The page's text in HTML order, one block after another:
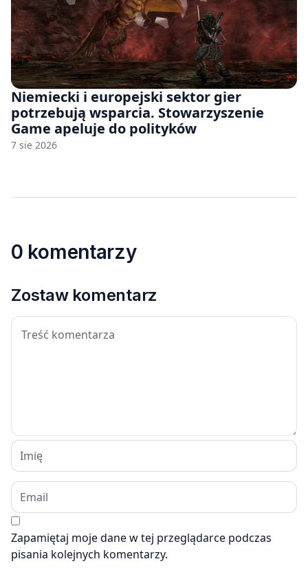
Niemiecki i europejski sektor gier
potrzebują wsparcia. Stowarzyszenie
Game apeluje do polityków
7 sie 2026
0 komentarzy
Zostaw komentarz
Zapamiętaj moje dane w tej przeglądarce podczas
pisania kolejnych komentarzy.